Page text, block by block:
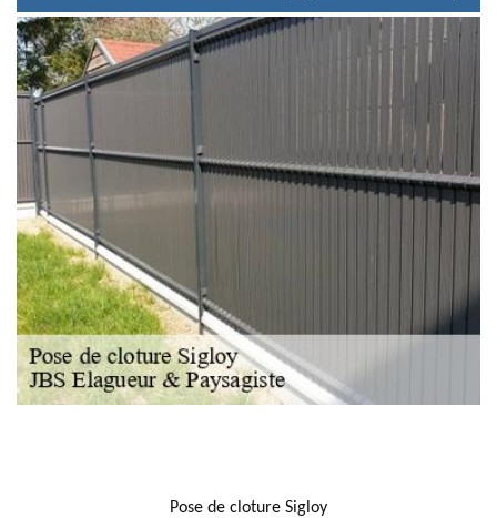
Pose de cloture Sigloy